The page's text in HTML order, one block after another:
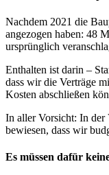
Nachdem 2021 die
angezogen haben: 48
ursprünglich
Enthalten ist darin –
dass wir die Verträge
Kosten abschließen
In aller Vorsicht: In der
bewiesen, dass wir
Es müssen dafür